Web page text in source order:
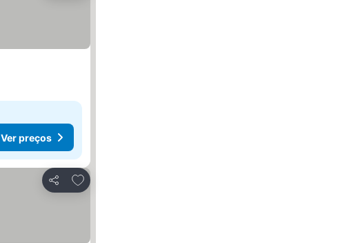
Ver preços
Partilhar
Adicionar aos favoritos